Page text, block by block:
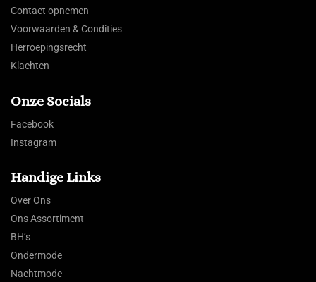
Contact opnemen
Voorwaarden & Condities
Herroepingsrecht
Klachten
Onze Socials
Facebook
Instagram
Handige Links
Over Ons
Ons Assortiment
BH’s
Ondermode
Nachtmode